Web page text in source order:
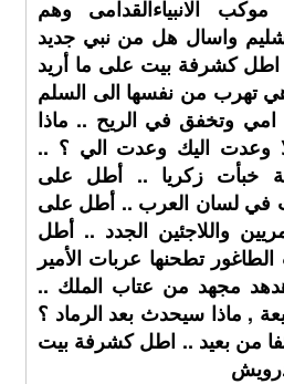
الانبياءالقدامى وهم
واسال هل من نبي جديد
اطل كشرفة بيت على ما أريد
تهرب من نفسها الى السلم
وتخفق في الريح .. ماذا
وعدت اليك وعدت الي ؟ ..
خبأت زكريا .. أطل على
في لسان العرب .. أطل على
واللاجئين الجدد .. أطل
تطحنها عربات الأمير
مجهد من عتاب الملك ..
, ماذا سيحدث بعد الرماد ؟
من بعيد .. اطل كشرفة بيت